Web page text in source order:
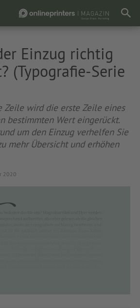
Einzug richtig
(Typografie-Serie
Zeile wird die erste Zeile eines
bestimmten Wert eingerückt.
um den Einzug verhelfen Sie
mehr Übersicht und erhöhen
2020